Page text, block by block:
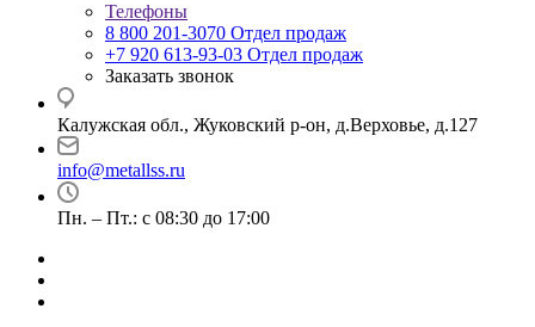
Телефоны
8 800 201-3070 Отдел продаж
+7 920 613-93-03 Отдел продаж
Заказать звонок
Калужская обл., Жуковский р-он, д.Верховье, д.127
info@metallss.ru
Пн. – Пт.: с 08:30 до 17:00